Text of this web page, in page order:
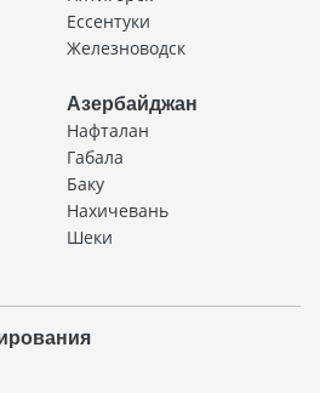
Ессентуки
Железноводск
Азербайджан
Нафталан
Габала
Баку
Нахичевань
Шеки